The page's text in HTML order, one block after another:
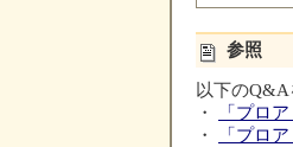
参照
以下のQ&A
・
「プロ
・
「プロ